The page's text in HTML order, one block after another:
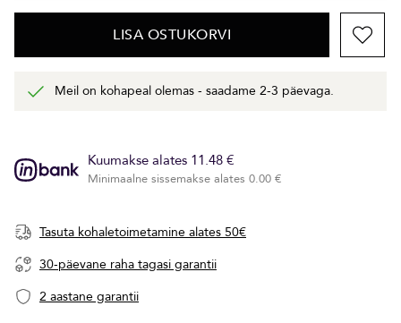
LISA OSTUKORVI
Meil on kohapeal olemas - saadame 2-3 päevaga.
Kuumakse alates 11.48 €
Minimaalne sissemakse alates 0.00 €
Tasuta kohaletoimetamine alates 50€
30-päevane raha tagasi garantii
2 aastane garantii